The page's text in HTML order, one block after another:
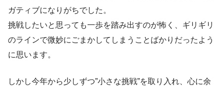
ガティブになりがちでした。
挑戦したいと思っても一歩を踏み出すのが怖く、ギリギリ
のラインで微妙にごまかしてしまうことばかりだったよう
に思います。
しかし今年から少しずつ”小さな挑戦”を取り入れ、心に余